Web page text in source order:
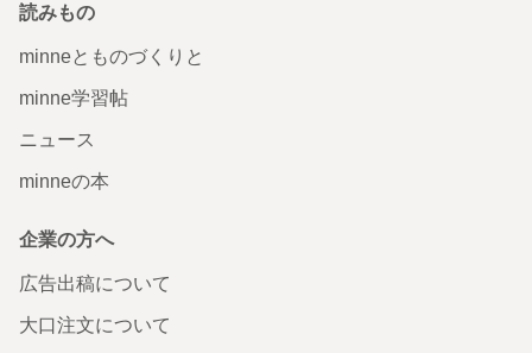
読みもの
minneとものづくりと
minne学習帖
ニュース
minneの本
企業の方へ
広告出稿について
大口注文について